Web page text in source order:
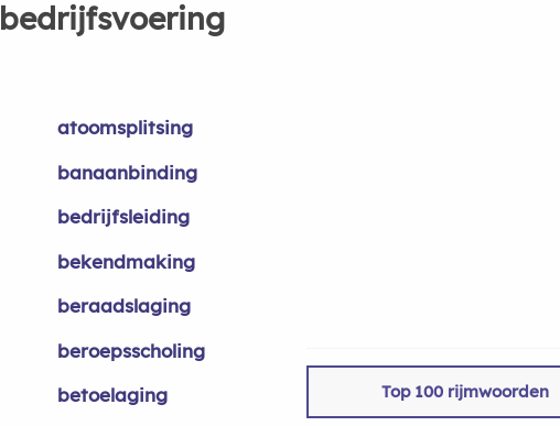
bedrijfsvoering
atoomsplitsing
banaanbinding
bedrijfsleiding
bekendmaking
beraadslaging
beroepsscholing
betoelaging
Top 100 rijmwoorden